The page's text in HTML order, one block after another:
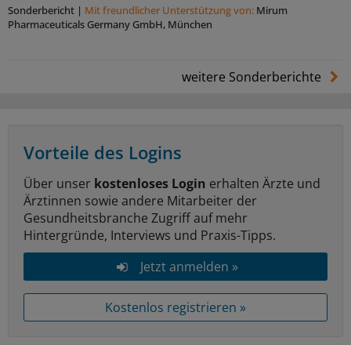
Sonderbericht | Mit freundlicher Unterstützung von: Mirum
Pharmaceuticals Germany GmbH, München
weitere Sonderberichte
Vorteile des Logins
Über unser kostenloses Login erhalten Ärzte und
Ärztinnen sowie andere Mitarbeiter der
Gesundheitsbranche Zugriff auf mehr
Hintergründe, Interviews und Praxis-Tipps.
Jetzt anmelden »
Kostenlos registrieren »